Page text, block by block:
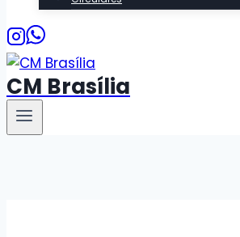
CM Brasília